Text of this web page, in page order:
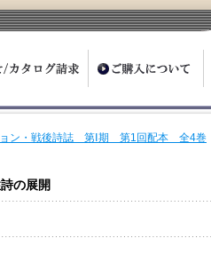
ョン・戦後詩誌 第Ⅰ期 第1回配本 全4巻
の展開